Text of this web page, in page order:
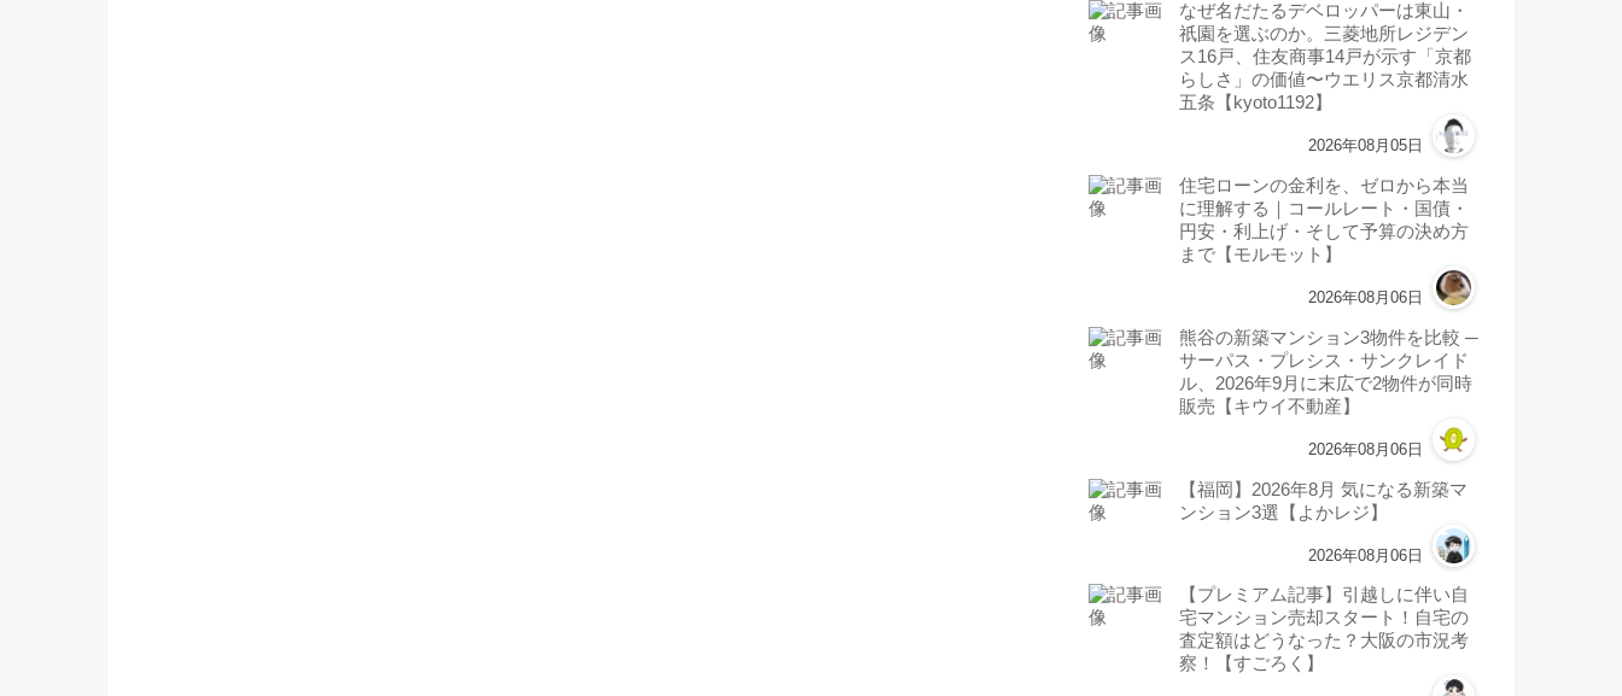
なぜ名だたるデベロッパーは東山・
祇園を選ぶのか。三菱地所レジデン
ス16戸、住友商事14戸が示す「京都
らしさ」の価値〜ウエリス京都清水
五条【kyoto1192】
2026年08月05日
住宅ローンの金利を、ゼロから本当
に理解する｜コールレート・国債・
円安・利上げ・そして予算の決め方
まで【モルモット】
2026年08月06日
熊谷の新築マンション3物件を比較 ─
サーパス・プレシス・サンクレイド
ル、2026年9月に末広で2物件が同時
販売【キウイ不動産】
2026年08月06日
【福岡】2026年8月 気になる新築マ
ンション3選【よかレジ】
2026年08月06日
【プレミアム記事】引越しに伴い自
宅マンション売却スタート！自宅の
査定額はどうなった？大阪の市況考
察！【すごろく】